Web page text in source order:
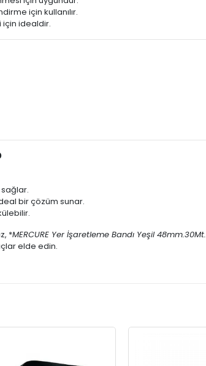
için kullanılır.
için idealdir.
bir çözüm sunar.
*MERCURE Yer İşaretleme Bandı Yeşil 48mm.30Mt.
elde edin.